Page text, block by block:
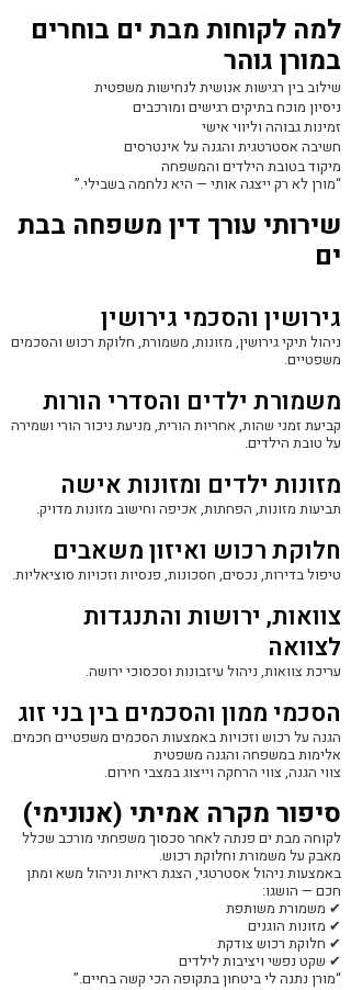
למה לקוחות מבת ים בוחרים
במורן גוהר
שילוב בין רגישות אנושית לנחישות משפטית
ניסיון מוכח בתיקים רגישים ומורכבים
זמינות גבוהה וליווי אישי
חשיבה אסטרטגית והגנה על אינטרסים
מיקוד בטובת הילדים והמשפחה
“מורן לא רק ייצגה אותי — היא נלחמה בשבילי.”
שירותי עורך דין משפחה בבת
ים
גירושין והסכמי גירושין
ניהול תיקי גירושין, מזונות, משמורת, חלוקת רכוש והסכמים
משפטיים.
משמורת ילדים והסדרי הורות
קביעת זמני שהות, אחריות הורית, מניעת ניכור הורי ושמירה
על טובת הילדים.
מזונות ילדים ומזונות אישה
תביעות מזונות, הפחתות, אכיפה וחישוב מזונות מדויק.
חלוקת רכוש ואיזון משאבים
טיפול בדירות, נכסים, חסכונות, פנסיות וזכויות סוציאליות.
צוואות, ירושות והתנגדות
לצוואה
עריכת צוואות, ניהול עיזבונות וסכסוכי ירושה.
הסכמי ממון והסכמים בין בני זוג
הגנה על רכוש וזכויות באמצעות הסכמים משפטיים חכמים.
אלימות במשפחה והגנה משפטית
צווי הגנה, צווי הרחקה וייצוג במצבי חירום.
סיפור מקרה אמיתי (אנונימי)
לקוחה מבת ים פנתה לאחר סכסוך משפחתי מורכב שכלל
מאבק על משמורת וחלוקת רכוש.
באמצעות ניהול אסטרטגי, הצגת ראיות וניהול משא ומתן
חכם — הושגו:
✔ משמורת משותפת
✔ מזונות הוגנים
✔ חלוקת רכוש צודקת
✔ שקט נפשי ויציבות לילדים
“מורן נתנה לי ביטחון בתקופה הכי קשה בחיים.”